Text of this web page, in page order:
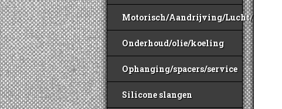
Motorisch/Aandrijving/Lucht/Benzine
Onderhoud/olie/koeling
Ophanging/spacers/service
Silicone slangen